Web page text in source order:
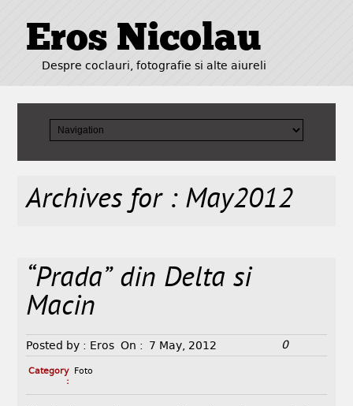
Eros Nicolau
Despre coclauri, fotografie si alte aiureli
Archives for : May2012
“Prada” din Delta si
Macin
Posted by : Eros On : 7 May, 2012 0
Category
:
Foto